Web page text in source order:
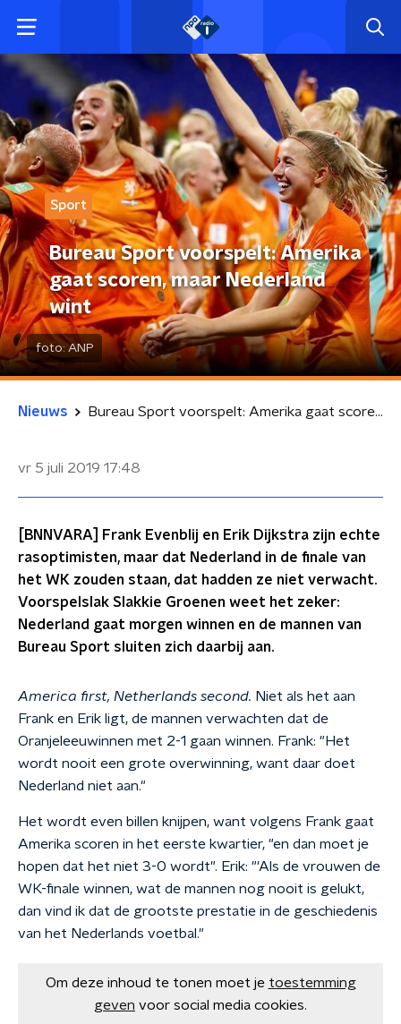
Sport
Bureau Sport voorspelt: Amerika
gaat scoren, maar Nederland
wint
foto: ANP
Nieuws Bureau Sport voorspelt: Amerika gaat scoren, maar Nederland wint
vr 5 juli 2019 17:48
[BNNVARA] Frank Evenblij en Erik Dijkstra zijn echte
rasoptimisten, maar dat Nederland in de finale van
het WK zouden staan, dat hadden ze niet verwacht.
Voorspelslak Slakkie Groenen weet het zeker:
Nederland gaat morgen winnen en de mannen van
Bureau Sport sluiten zich daarbij aan.
America first, Netherlands second. Niet als het aan
Frank en Erik ligt, de mannen verwachten dat de
Oranjeleeuwinnen met 2-1 gaan winnen. Frank: "Het
wordt nooit een grote overwinning, want daar doet
Nederland niet aan."
Het wordt even billen knijpen, want volgens Frank gaat
Amerika scoren in het eerste kwartier, "en dan moet je
hopen dat het niet 3-0 wordt". Erik: "'Als de vrouwen de
WK-finale winnen, wat de mannen nog nooit is gelukt,
dan vind ik dat de grootste prestatie in de geschiedenis
van het Nederlands voetbal."
Om deze inhoud te tonen moet je toestemming
geven voor social media cookies.